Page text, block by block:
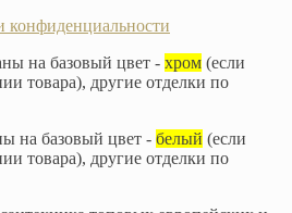
конфиденциальности
на базовый цвет - хром (если
товара), другие отделки по
на базовый цвет - белый (если
товара), другие отделки по